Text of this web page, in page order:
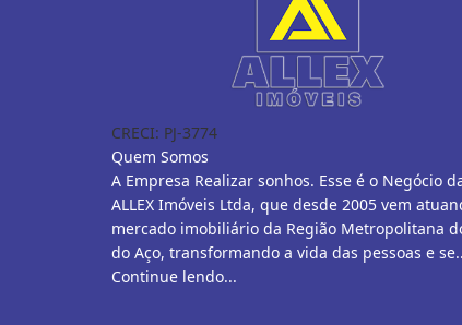
CRECI: PJ-3774
Quem Somos
A Empresa Realizar sonhos. Esse é o Negócio
ALLEX Imóveis Ltda, que desde 2005 vem
mercado imobiliário da Região Metropolitana
do Aço, transformando a vida das pessoas e
Continue lendo...